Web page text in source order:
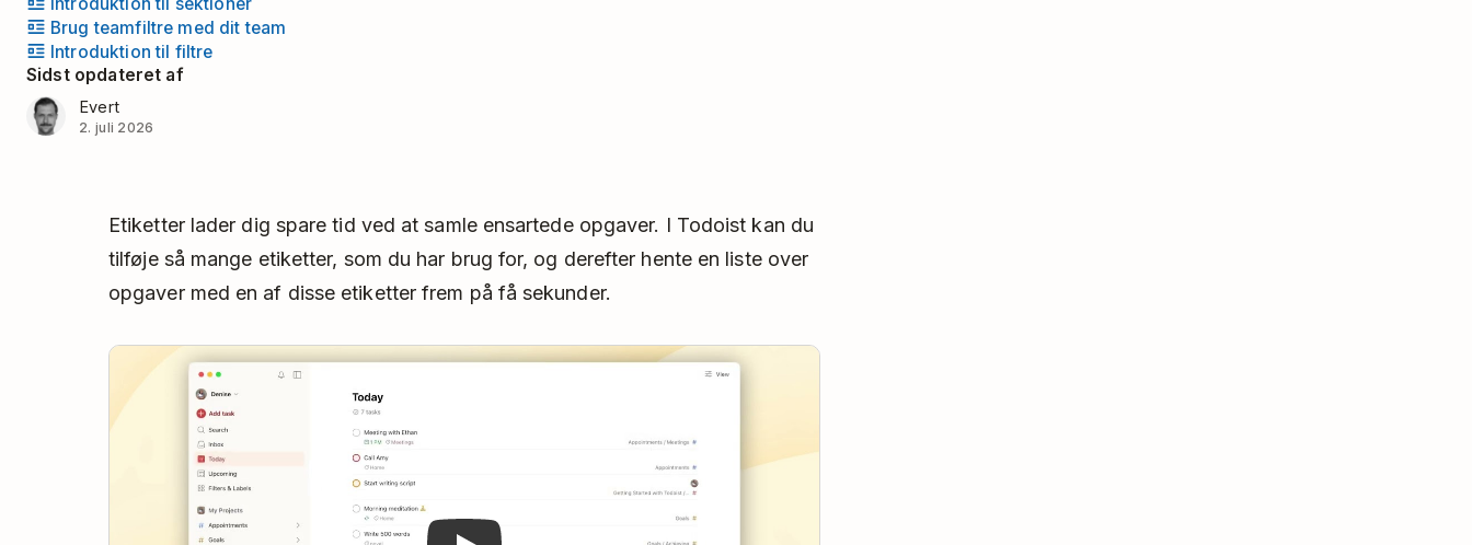
Brug teamfiltre med dit team
Introduktion til filtre
Sidst opdateret af
Evert
2. juli 2026
Etiketter lader dig spare tid ved at samle ensartede opgaver. I Todoist kan du
tilføje så mange etiketter, som du har brug for, og derefter hente en liste over
opgaver med en af ​​disse etiketter frem på få sekunder.
Play